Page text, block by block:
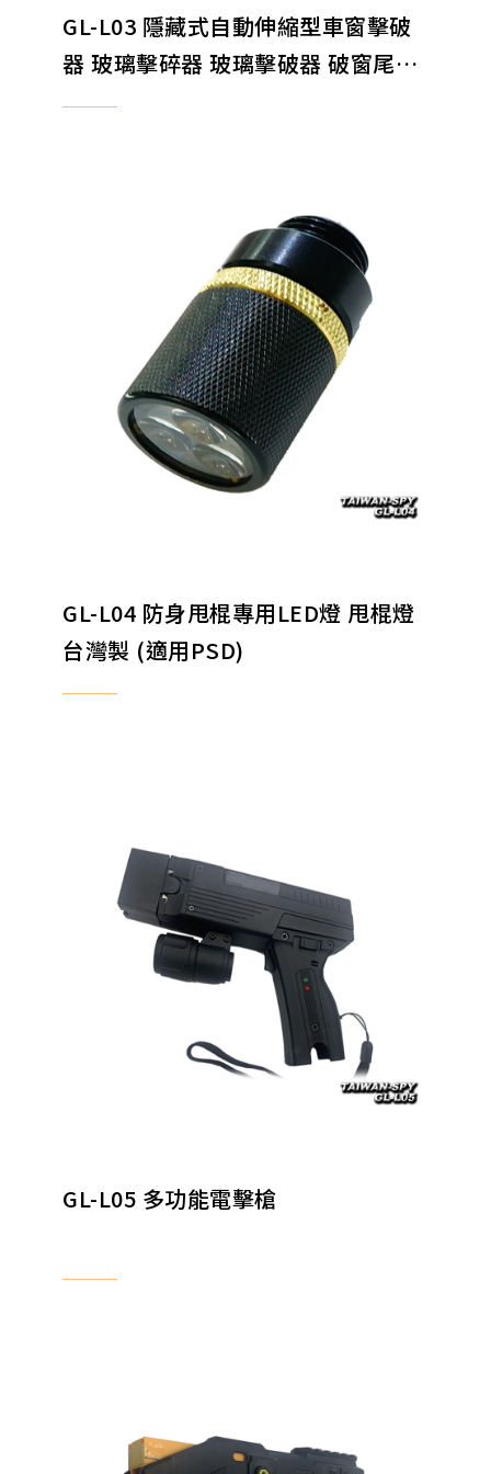
GL-L03 隱藏式自動伸縮型車窗擊破
器 玻璃擊碎器 玻璃擊破器 破窗尾蓋
破窗擊碎器
GL-L04 防身甩棍專用LED燈 甩棍燈
台灣製 (適用PSD)
GL-L05 多功能電擊槍